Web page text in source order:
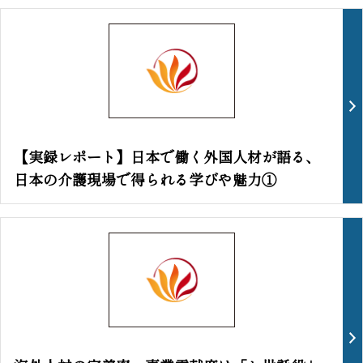
【実録レポート】日本で働く外国人材が語る、
日本の介護現場で得られる学びや魅力①